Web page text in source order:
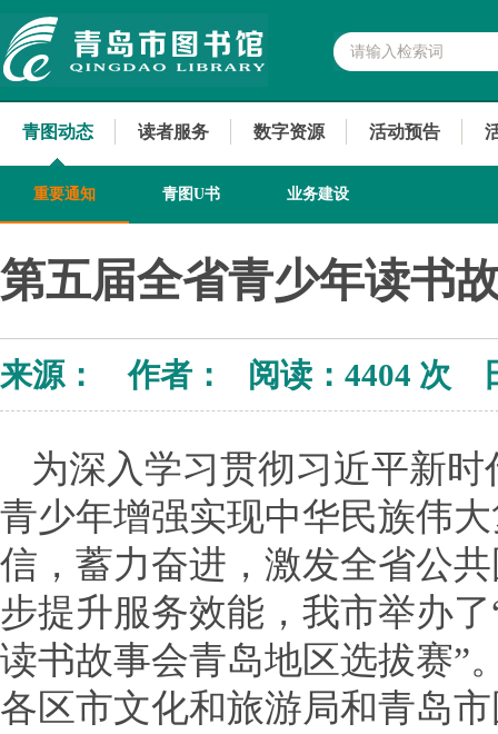
青图动态 读者服务 数字资源 活动预告
重要通知 青图U书 业务建设
第五届全省青少年读书
来源： 作者： 阅读： 4404 次
为深入学习贯彻习近平新
青少年增强实现中华民族伟
信，蓄力奋进，激发全省公
步提升服务效能，我市举办
读书故事会青岛地区选拔赛”
各区市文化和旅游局和青岛